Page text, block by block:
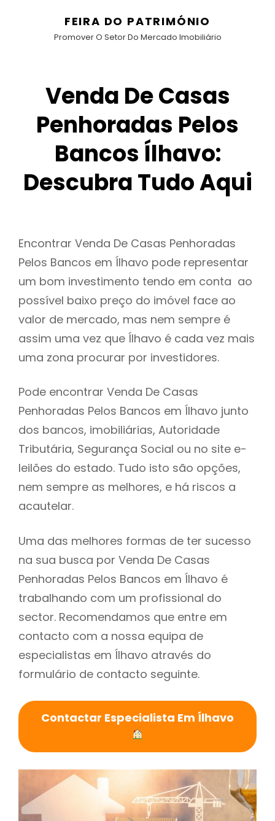
FEIRA DO PATRIMÓNIO
Promover O Setor Do Mercado Imobiliário
Venda De Casas
Penhoradas Pelos
Bancos Ílhavo:
Descubra Tudo Aqui
Encontrar Venda De Casas Penhoradas
Pelos Bancos em Ílhavo pode representar
um bom investimento tendo em conta ao
possível baixo preço do imóvel face ao
valor de mercado, mas nem sempre é
assim uma vez que Ílhavo é cada vez mais
uma zona procurar por investidores.
Pode encontrar Venda De Casas
Penhoradas Pelos Bancos em Ílhavo junto
dos bancos, imobiliárias, Autoridade
Tributária, Segurança Social ou no site e-
leilões do estado. Tudo isto são opções,
nem sempre as melhores, e há riscos a
acautelar.
Uma das melhores formas de ter sucesso
na sua busca por Venda De Casas
Penhoradas Pelos Bancos em Ílhavo é
trabalhando com um profissional do
sector. Recomendamos que entre em
contacto com a nossa equipa de
especialistas em Ílhavo através do
formulário de contacto seguinte.
Contactar Especialista Em Ílhavo